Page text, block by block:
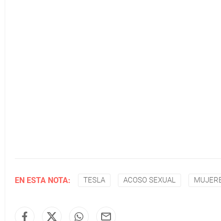
EN ESTA NOTA: TESLA ACOSO SEXUAL